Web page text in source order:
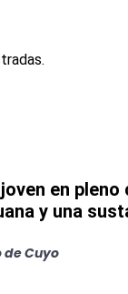
en pleno
y una
de Cuyo